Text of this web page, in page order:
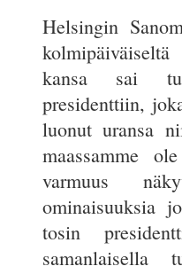
Helsingin
kansa sai
presidenttiin,
luonut uransa
maassamme
varmuus
ominaisuuksia
tosin
samanlaisella